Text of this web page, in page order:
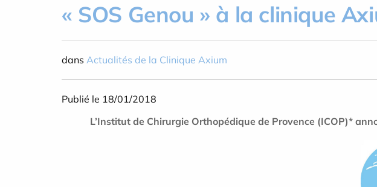
« SOS Genou » à la clinique
dans Actualités de la Clinique Axium
Publié le 18/01/2018
L’Institut de Chirurgie Orthopédique de Provence (ICOP)*